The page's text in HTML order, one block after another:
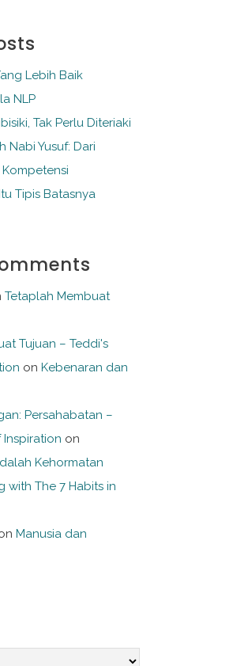
Lebih Baik
NLP
Tak Perlu Diteriaki
Nabi Yusuf: Dari
Tipis Batasnya
Tetaplah Membuat
Tujuan – Teddi's
on Kebenaran dan
Persahabatan –
Inspiration on
Kehormatan
with The 7 Habits in
Manusia dan